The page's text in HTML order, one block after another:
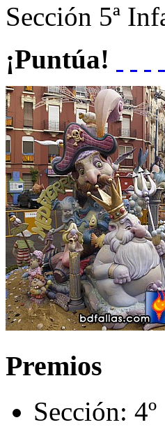
Sección 5ª
¡Puntúa!
Premios
Sección: 4º